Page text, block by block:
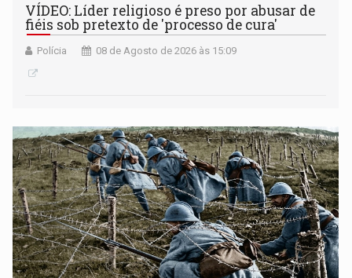
VÍDEO: Líder religioso é preso por abusar de
fiéis sob pretexto de 'processo de cura'
Polícia 08 de Agosto de 2026 às 15:09